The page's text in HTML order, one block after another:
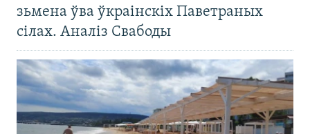
зьмена ўва ўкраінскіх Паветраных
сілах. Аналіз Свабоды